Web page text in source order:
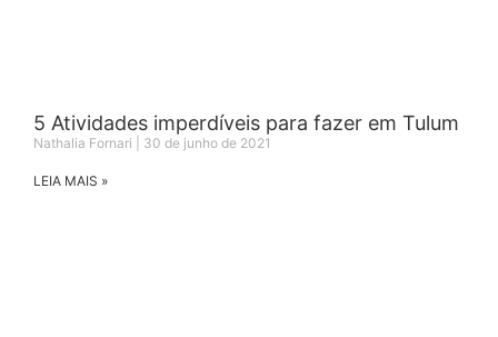
5 Atividades imperdíveis para fazer em Tulum
Nathalia Fornari 30 de junho de 2021
LEIA MAIS »